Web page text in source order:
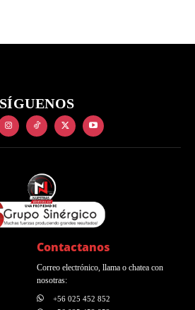
SÍGUENOS
Contactanos
Correo electrónico, llama o chatea con
nosotras:
+56 025 452 852